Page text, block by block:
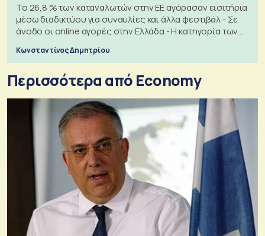
Το 26,8 % των καταναλωτών στην ΕΕ αγόρασαν εισιτήρια
μέσω διαδικτύου για συναυλίες και άλλα φεστιβάλ - Σε
άνοδο οι online αγορές στην Ελλάδα - Η κατηγορία των
Κωνσταντίνος Δημητρίου
Περισσότερα από Economy